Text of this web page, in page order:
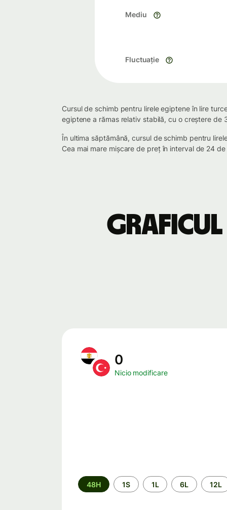
Mediu
Fluctuație
Cursul de schimb pentru lirele egiptene în lire
egiptene a rămas relativ stabilă, cu o creștere de
În ultima săptămână, cursul de schimb pentru
Cea mai mare mișcare de preț în interval de 24
Graficul
0
Nicio modificare
Perioada
48H 1S 1L 6L 12L